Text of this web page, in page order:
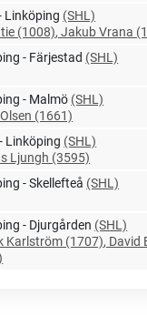
Linköping (SHL)
(1008), Jakub Vrana
- Färjestad (SHL)
- Malmö (SHL)
(1661)
Linköping (SHL)
Ljungh (3595)
- Skellefteå (SHL)
- Djurgården (SHL)
Karlström (1707), David